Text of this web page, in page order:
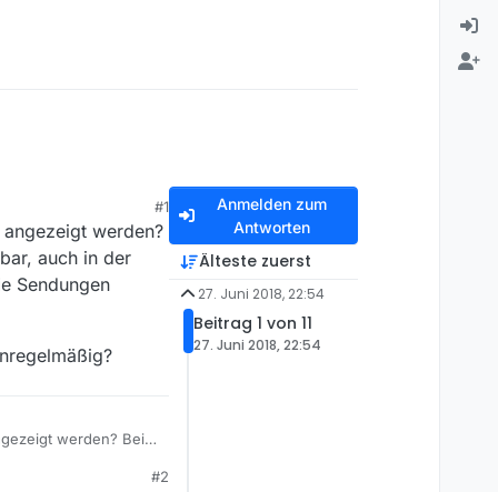
#1
werden?
auch in der
Sendungen
werden? Bei
#2
Anmelden zum
Antworten
Älteste zuerst
27. Juni 2018, 22:54
Beitrag 1 von 11
27. Juni 2018, 22:54